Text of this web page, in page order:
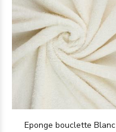
Eponge bouclette Blanc